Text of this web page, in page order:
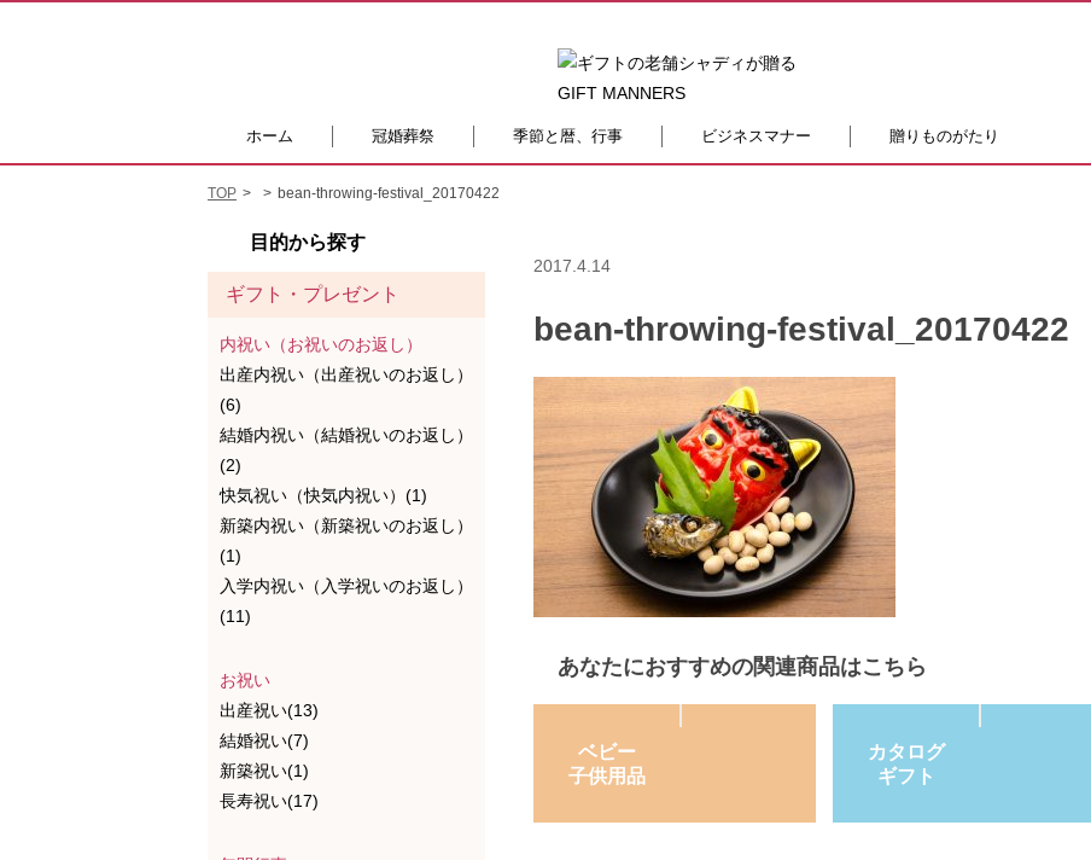
ホーム 冠婚葬祭 季節と暦、行事 ビジネスマナー 贈りものがたり
TOP bean-throwing-festival_20170422
2017.4.14
bean-throwing-festival_20170422
あなたにおすすめの関連商品はこちら
ベビー
子供用品
カタログ
ギフト
目的から探す
ギフト・プレゼント
内祝い（お祝いのお返し）
出産内祝い（出産祝いのお返し）
(6)
結婚内祝い（結婚祝いのお返し）
(2)
快気祝い（快気内祝い）(1)
新築内祝い（新築祝いのお返し）
(1)
入学内祝い（入学祝いのお返し）
(11)
お祝い
出産祝い(13)
結婚祝い(7)
新築祝い(1)
長寿祝い(17)